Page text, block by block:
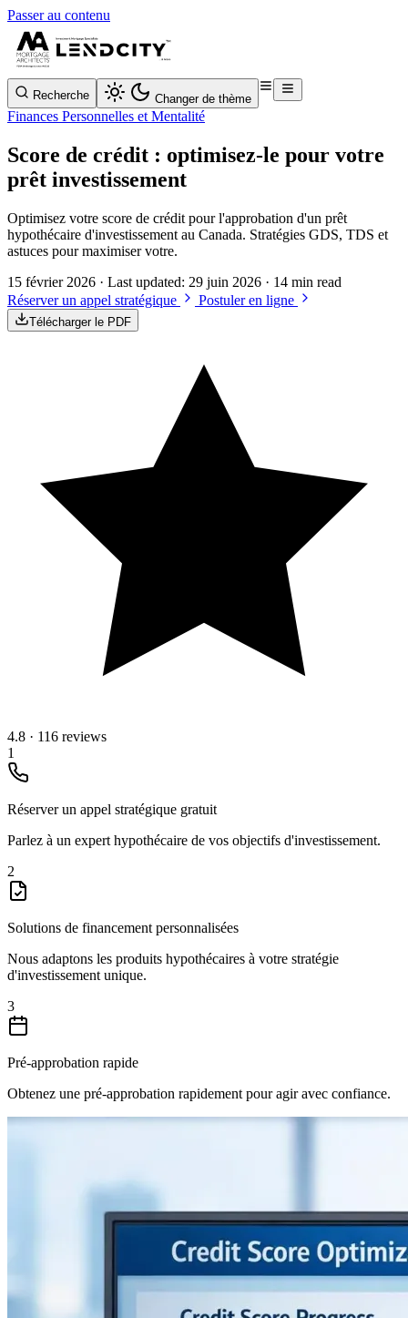
Passer au contenu
Recherche Changer de thème
Finances Personnelles et Mentalité
Score de crédit : optimisez-le pour votre
prêt investissement
Optimisez votre score de crédit pour l'approbation d'un prêt
hypothécaire d'investissement au Canada. Stratégies GDS, TDS et
astuces pour maximiser votre.
15 février 2026 · Last updated: 29 juin 2026 · 14 min read
Réserver un appel stratégique
Postuler en ligne
Télécharger le PDF
4.8 · 116 reviews
1
Réserver un appel stratégique gratuit
Parlez à un expert hypothécaire de vos objectifs d'investissement.
2
Solutions de financement personnalisées
Nous adaptons les produits hypothécaires à votre stratégie
d'investissement unique.
3
Pré-approbation rapide
Obtenez une pré-approbation rapidement pour agir avec confiance.